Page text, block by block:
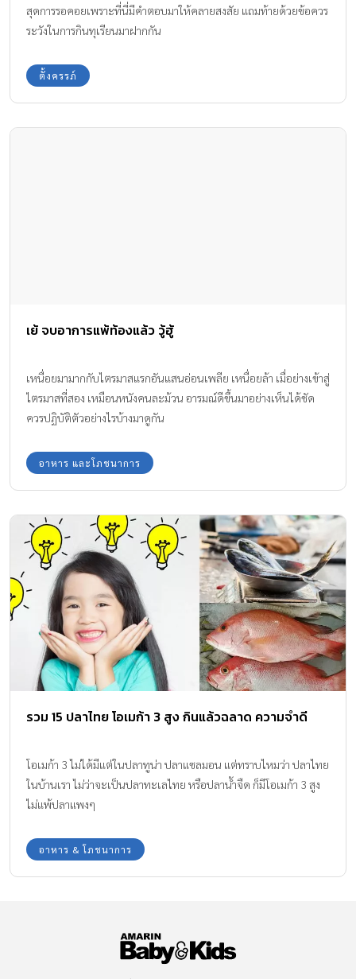
สุดการรอคอยเพราะที่นี่มีคำตอบมาให้คลายสงสัย แถมท้ายด้วยข้อควร
ระวังในการกินทุเรียนมาฝากกัน
ตั้งครรภ์
เย้ จบอาการแพ้ท้องแล้ว วู้ฮู้
เหนื่อยมามากกับไตรมาสแรกอันแสนอ่อนเพลีย เหนื่อยล้า เมื่อย่างเข้าสู่
ไตรมาสที่สอง เหมือนหนังคนละม้วน อารมณ์ดีขึ้นมาอย่างเห็นได้ชัด
ควรปฏิบัติตัวอย่างไรบ้างมาดูกัน
อาหาร และโภชนาการ
รวม 15 ปลาไทย โอเมก้า 3 สูง กินแล้วฉลาด ความจำดี
โอเมก้า 3 ไม่ได้มีแต่ในปลาทูน่า ปลาแซลมอน แต่ทราบไหมว่า ปลาไทย
ในบ้านเรา ไม่ว่าจะเป็นปลาทะเลไทย หรือปลาน้ำจืด ก็มีโอเมก้า 3 สูง
ไม่แพ้ปลาแพงๆ
อาหาร & โภชนาการ